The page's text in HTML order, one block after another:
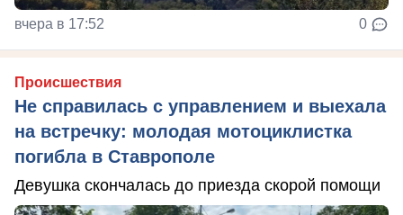
вчера в 17:52 0
Происшествия
Не справилась с управлением и выехала
на встречку: молодая мотоциклистка
погибла в Ставрополе
Девушка скончалась до приезда скорой помощи